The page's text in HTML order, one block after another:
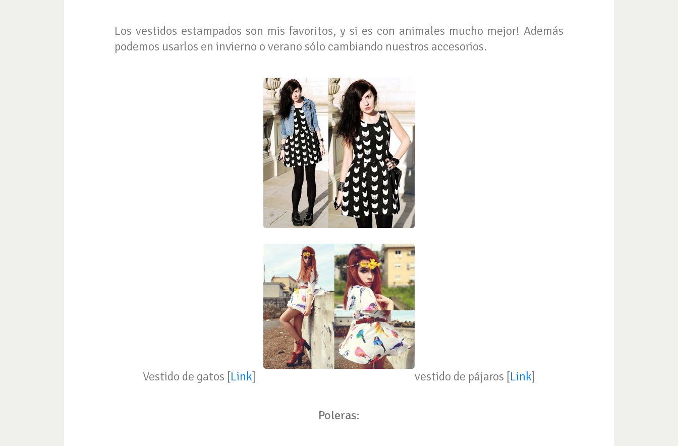
Los vestidos estampados son mis favoritos, y si es con animales mucho mejor! Además
podemos usarlos en invierno o verano sólo cambiando nuestros accesorios.
Vestido de gatos [Link] vestido de pájaros [Link]
Poleras: